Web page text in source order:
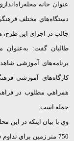
عنوان خانه
دستگاه‌هاي مختلف
جالب در اجراي اين
طالبان گفت: به‌عنوان
برنامه‌های آموزشی
كارگاه‌هاي آموزشي
همراهي مطلوب در
جمله است.
وي با بيان اينكه در اين
750 متر زمين براي